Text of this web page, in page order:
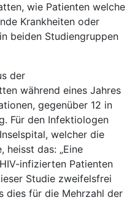
wie Patienten welche
Krankheiten oder
beiden Studiengruppen
der
während eines Jahres
gegenüber 12 in
Für den Infektiologen
welcher die
heisst das: „Eine
infizierten Patienten
Studie zweifelsfrei
dies für die Mehrzahl der